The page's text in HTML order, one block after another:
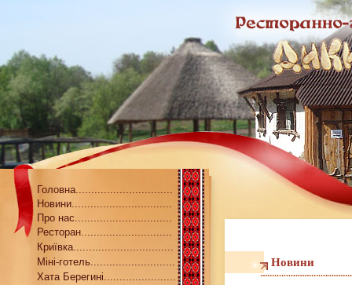
Головна...............................
Новини................................
Про нас...............................
Ресторан.............................
Криївка................................
Міні-готель...........................
Хата Берегині.......................
Новини